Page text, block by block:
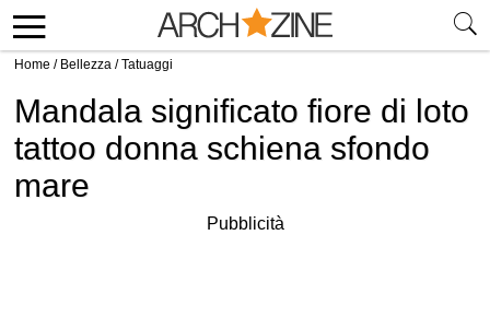
Home / Bellezza /Tatuaggi
Mandala significato fiore di loto
tattoo donna schiena sfondo
mare
Pubblicità